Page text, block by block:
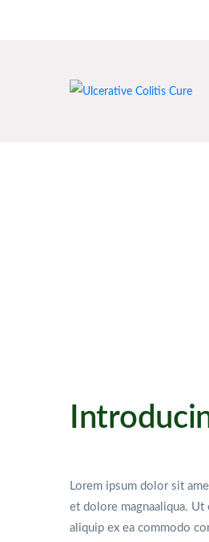
Lorem ipsum dolor sit
et dolore magnaaliqua.
aliquip ex ea commodo